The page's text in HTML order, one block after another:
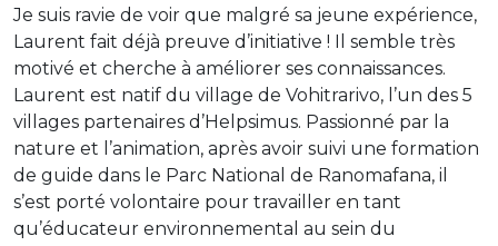
Je suis ravie de voir que malgré sa jeune expérience,
Laurent fait déjà preuve d’initiative ! Il semble très
motivé et cherche à améliorer ses connaissances.
Laurent est natif du village de Vohitrarivo, l’un des 5
villages partenaires d’Helpsimus. Passionné par la
nature et l’animation, après avoir suivi une formation
de guide dans le Parc National de Ranomafana, il
s’est porté volontaire pour travailler en tant
qu’éducateur environnemental au sein du